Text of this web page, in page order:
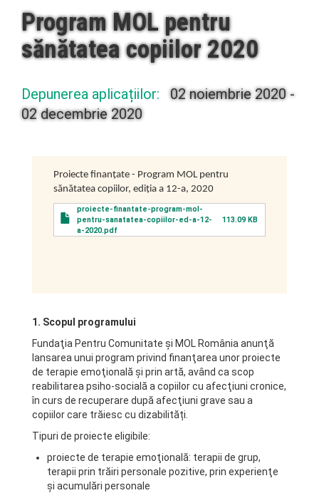
Program MOL pentru
sănătatea copiilor 2020
Depunerea aplicațiilor: 02 noiembrie 2020-
02 decembrie 2020
Proiecte finanțate - Program MOL pentru
sănătatea copiilor, ediția a 12-a, 2020
proiecte-finantate-program-mol-
pentru-sanatatea-copiilor-ed-a-12-
a-2020.pdf
113.09 KB
1. Scopul programului
Fundaţia Pentru Comunitate şi MOL România anunţă
lansarea unui program privind finanţarea unor proiecte
de terapie emoţională şi prin artă, având ca scop
reabilitarea psiho-socială a copiilor cu afecţiuni cronice,
în curs de recuperare după afecţiuni grave sau a
copiilor care trăiesc cu dizabilități.
Tipuri de proiecte eligibile:
proiecte de terapie emoţională: terapii de grup,
terapii prin trăiri personale pozitive, prin experienţe
şi acumulări personale